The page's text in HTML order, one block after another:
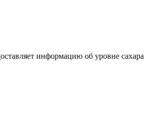
информацию об уровне сахара